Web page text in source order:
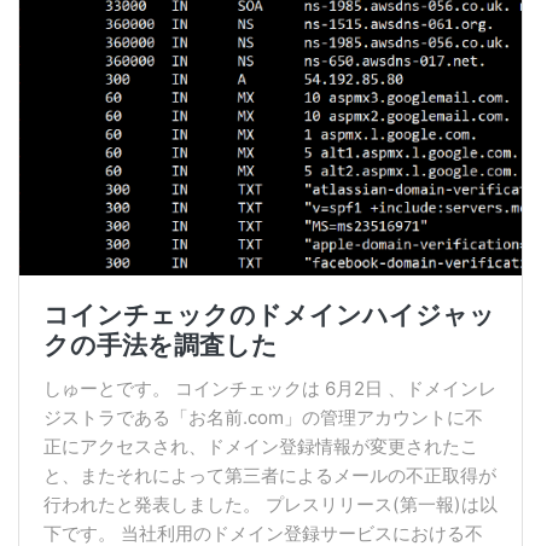
コインチェックのドメインハイジャッ
クの手法を調査した
しゅーとです。 コインチェックは 6月2日 、ドメインレ
ジストラである「お名前.com」の管理アカウントに不
正にアクセスされ、ドメイン登録情報が変更されたこ
と、またそれによって第三者によるメールの不正取得が
行われたと発表しました。 プレスリリース(第一報)は以
下です。 当社利用のドメイン登録サービスにおける不